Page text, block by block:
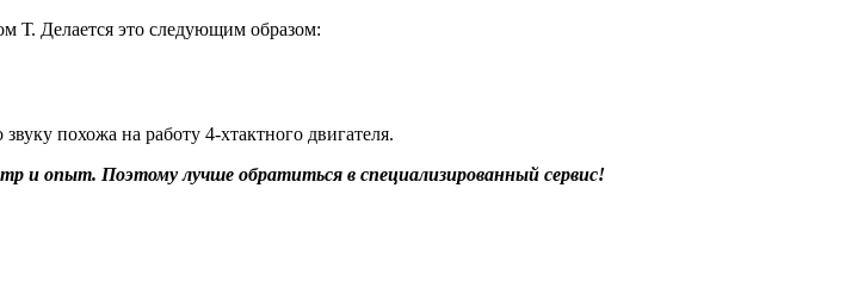
Т. Делается это следующим образом:
похожа на работу 4-хтактного двигателя.
и опыт. Поэтому лучше обратиться в специализированный сервис!